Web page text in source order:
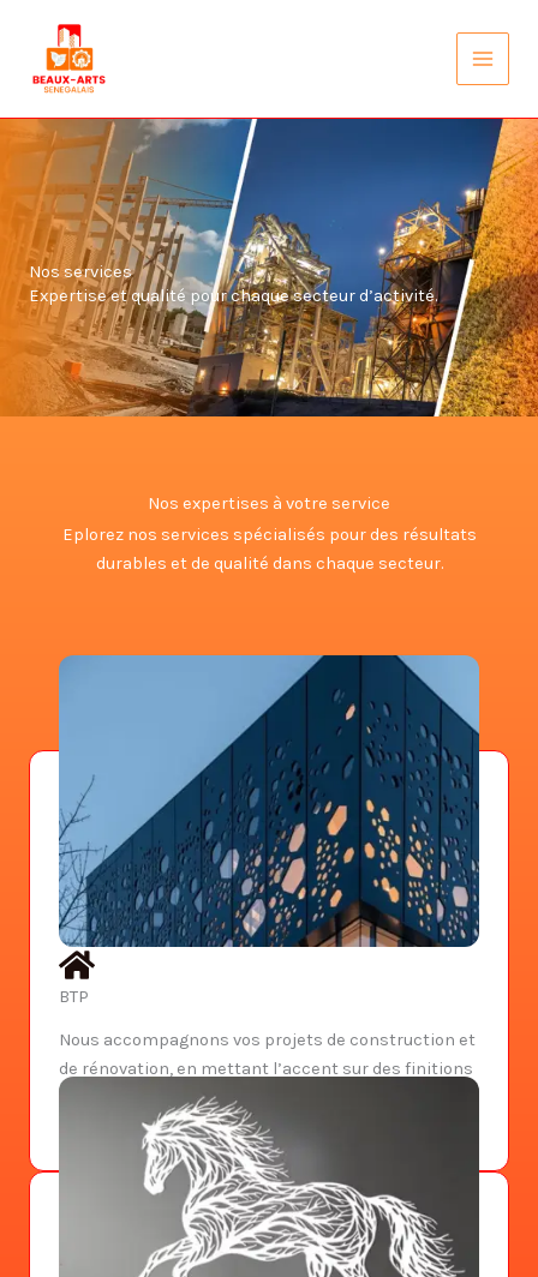
contenu
Nos services
Expertise et qualité pour chaque secteur d’activité.
Nos expertises à votre service
Eplorez nos services spécialisés pour des résultats
durables et de qualité dans chaque secteur.
BTP
Nous accompagnons vos projets de construction et
de rénovation, en mettant l’accent sur des finitions
de qualité et une réalisation durable, pour
transformer vos idées en ouvrages concrets.